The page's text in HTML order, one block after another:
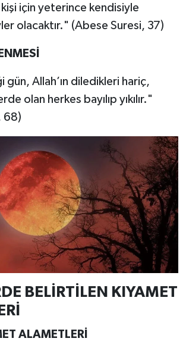
için yeterince kendisiyle
olacaktır." (Abese Suresi, 37)
gün, Allah’ın diledikleri hariç,
olan herkes bayılıp yıkılır."
68)
BELİRTİLEN KIYAMET
ALAMETLERİ